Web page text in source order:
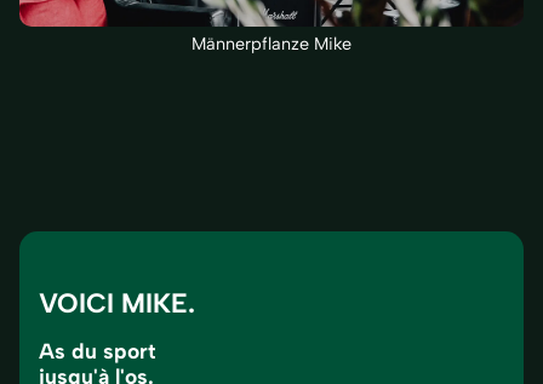
Männerpflanze Mike
VOICI MIKE.
As du sport
jusqu'à l'os.